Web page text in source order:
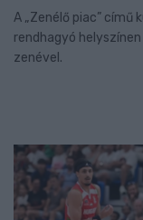
A „Zenélő piac”
rendhagyó
zenével.